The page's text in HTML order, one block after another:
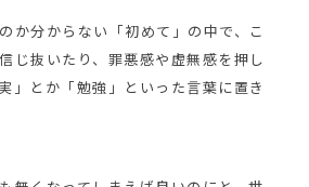
か分からない「初めて」の中で、こ
じ抜いたり、罪悪感や虚無感を押し
」とか「勉強」といった言葉に置き